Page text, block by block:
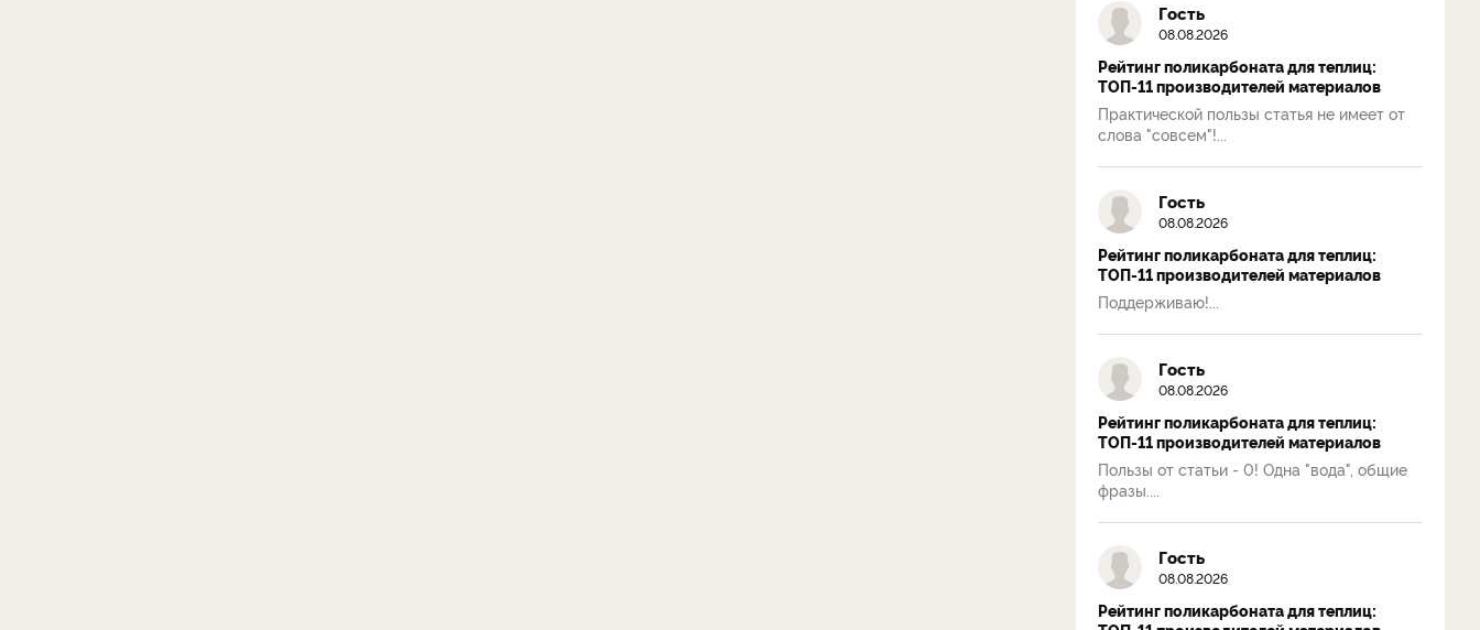
Гость
08.08.2026
Рейтинг поликарбоната для теплиц:
ТОП-11 производителей материалов
Практической пользы статья не имеет от
слова "совсем"!...
Гость
08.08.2026
Рейтинг поликарбоната для теплиц:
ТОП-11 производителей материалов
Поддерживаю!...
Гость
08.08.2026
Рейтинг поликарбоната для теплиц:
ТОП-11 производителей материалов
Пользы от статьи - 0! Одна "вода", общие
фразы....
Гость
08.08.2026
Рейтинг поликарбоната для теплиц: